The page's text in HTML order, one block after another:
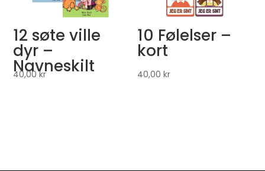
12 søte ville
dyr –
Navneskilt
40,00kr
10 Følelser –
kort
40,00kr